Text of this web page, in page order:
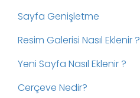
Sayfa Genişletme
Resim Galerisi Nasıl Eklenir ?
Yeni Sayfa Nasıl Eklenir ?
Cerçeve Nedir?